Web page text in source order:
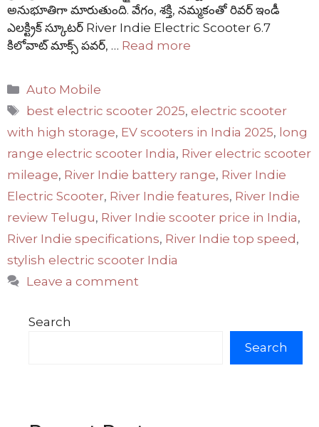
అనుభూతిగా మారుతుంది. వేగం, శక్తి, నమ్మకంతో రివర్ ఇండీ
ఎలక్ట్రిక్ స్కూటర్ River Indie Electric Scooter 6.7
కిలోవాట్ మాక్స్ పవర్, … Read more
Categories
Auto Mobile
Tags
best electric scooter 2025,electric scooter
with high storage, EV scooters in India 2025, long
range electric scooter India, River electric scooter
mileage, River Indie battery range, River Indie
Electric Scooter, River Indie features, River Indie
review Telugu, River Indie scooter price in India,
River Indie specifications, River Indie top speed,
stylish electric scooter India
Leave a comment
Search
Search